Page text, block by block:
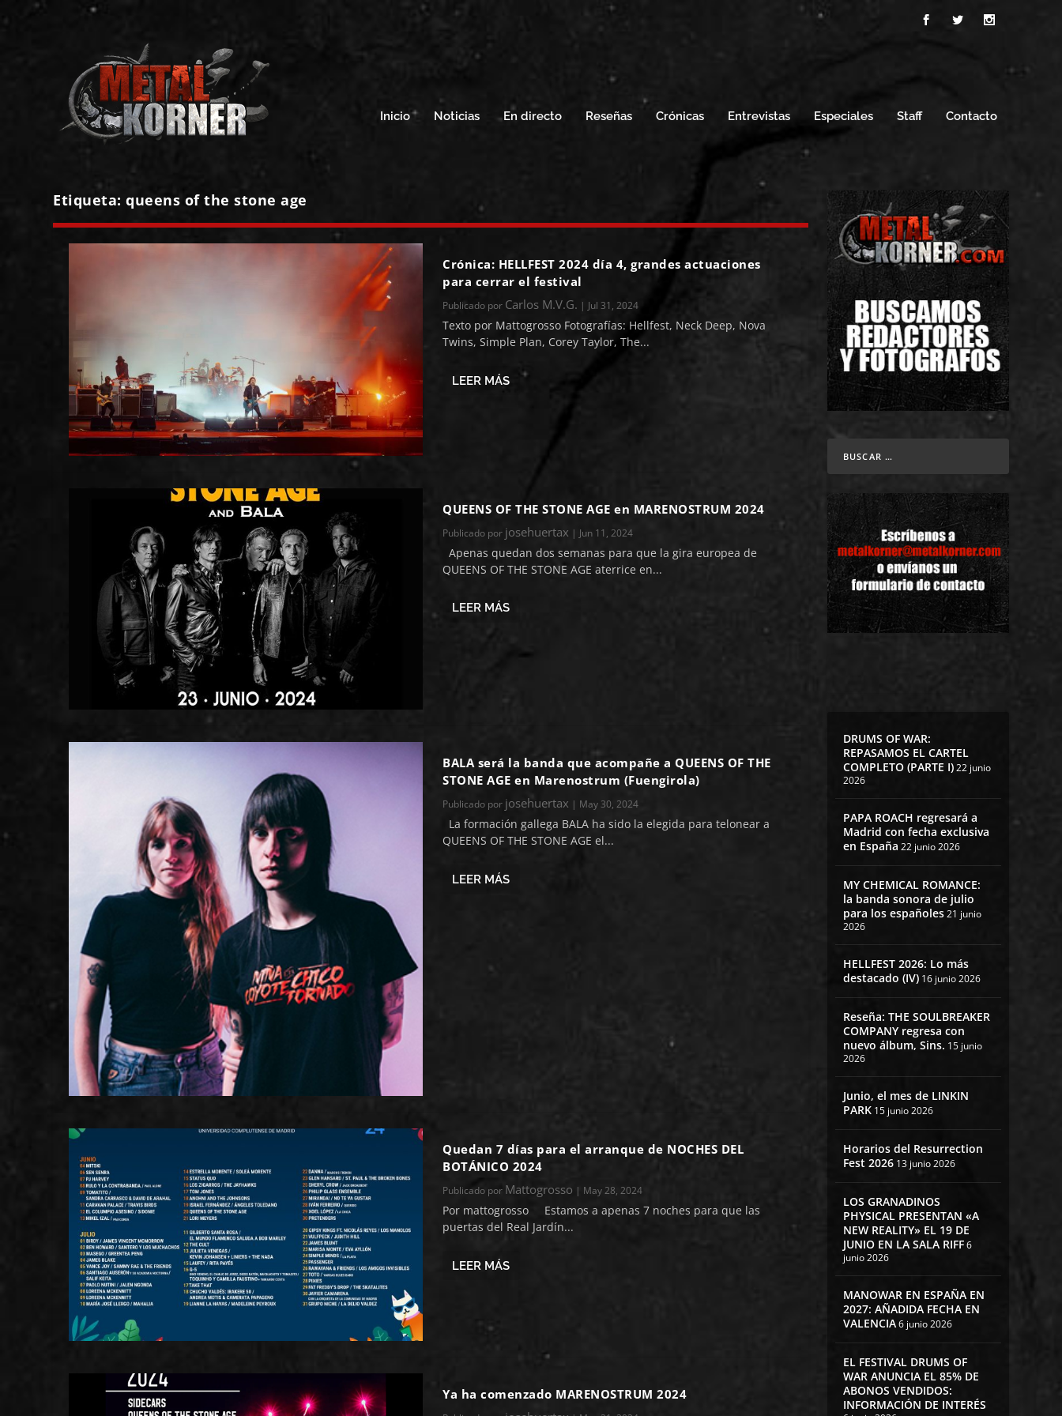
Inicio Noticias En directo Reseñas Crónicas Entrevistas Especiales Staff Contacto
Etiqueta:queens of the stone age
Crónica: HELLFEST 2024 día 4, grandes actuaciones
para cerrar el festival
Publicado por Carlos M.V.G. | Jul 31, 2024
Texto por Mattogrosso Fotografías: Hellfest, Neck Deep, Nova
Twins, Simple Plan, Corey Taylor, The...
LEER MÁS
QUEENS OF THE STONE AGE en MARENOSTRUM 2024
Publicado por josehuertax | Jun 11, 2024
Apenas quedan dos semanas para que la gira europea de
QUEENS OF THE STONE AGE aterrice en...
LEER MÁS
BALA será la banda que acompañe a QUEENS OF THE
STONE AGE en Marenostrum (Fuengirola)
Publicado por josehuertax | May 30, 2024
La formación gallega BALA ha sido la elegida para telonear a
QUEENS OF THE STONE AGE el...
LEER MÁS
Quedan 7 días para el arranque de NOCHES DEL
BOTÁNICO 2024
Publicado por Mattogrosso | May 28, 2024
Por mattogrosso Estamos a apenas 7 noches para que las
puertas del Real Jardín...
LEER MÁS
Ya ha comenzado MARENOSTRUM 2024
DRUMS OF WAR:
REPASAMOS EL CARTEL
COMPLETO (PARTE I)22 junio
2026
PAPA ROACH regresará a
Madrid con fecha exclusiva
en España 22 junio 2026
MY CHEMICAL ROMANCE:
la banda sonora de julio
para los españoles21 junio
2026
HELLFEST 2026: Lo más
destacado (IV) 16 junio 2026
Reseña: THE SOULBREAKER
COMPANY regresa con
nuevo álbum, Sins. 15 junio
2026
Junio, el mes de LINKIN
PARK 15 junio 2026
Horarios del Resurrection
Fest 2026 13 junio 2026
LOS GRANADINOS
PHYSICAL PRESENTAN «A
NEW REALITY» EL 19 DE
JUNIO EN LA SALA RIFF6
junio 2026
MANOWAR EN ESPAÑA EN
2027: AÑADIDA FECHA EN
VALENCIA6 junio 2026
EL FESTIVAL DRUMS OF
WAR ANUNCIA EL 85% DE
ABONOS VENDIDOS:
INFORMACIÓN DE INTERÉS